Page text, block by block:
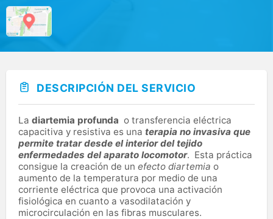
DESCRIPCIÓN DEL SERVICIO
La diartemia profunda o transferencia eléctrica
capacitiva y resistiva es una terapia no invasiva que
permite tratar desde el interior del tejido
enfermedades del aparato locomotor. Esta práctica
consigue la creación de un efecto diartemia o
aumento de la temperatura por medio de una
corriente eléctrica que provoca una activación
fisiológica en cuanto a vasodilatación y
microcirculación en las fibras musculares.